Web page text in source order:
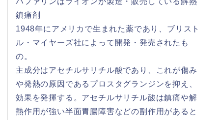
鎮痛剤
1948年にアメリカで生まれた薬であり、ブリスト
ル・マイヤーズ社によって開発・発売されたも
の。
主成分はアセチルサリチル酸であり、これが傷み
や発熱の原因であるプロスタグランジンを抑え、
効果を発揮する。アセチルサリチル酸は鎮痛や解
熱作用が強い半面胃腸障害などの副作用があると